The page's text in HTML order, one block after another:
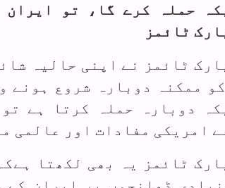
حملہ کرے گا، تو
ٹائمز
ٹائمز نے اپنی حالیہ
ممکنہ دوبارہ شروع ہونے
دوبارہ حملہ کرتا ہے
امریکی مفادات اور عالمی
ٹائمز یہ بھی لکھتا